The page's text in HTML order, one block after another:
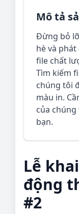
Mô tả
Đừng bỏ
hè và
file chất
Tìm kiếm
chúng tôi
màu in.
của
bạn.
Lễ
động
#2